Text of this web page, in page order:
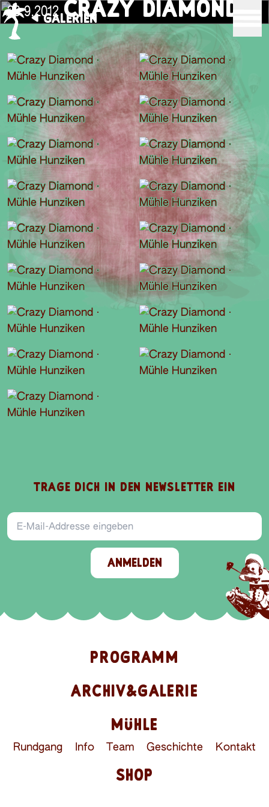
GALERIEN
23.9.2012 CRAZY DIAMOND
TRAGE DICH IN DEN NEWSLETTER EIN
E-Mail-Addresse
ANMELDEN
PROGRAMM
ARCHIV&GALERIE
MÜHLE
Rundgang Info Team Geschichte Kontakt
SHOP